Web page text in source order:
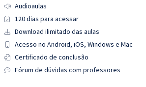
Audioaulas
120 dias para acessar
Download ilimitado das aulas
Acesso no Android, iOS, Windows e Mac
Certificado de conclusão
Fórum de dúvidas com professores